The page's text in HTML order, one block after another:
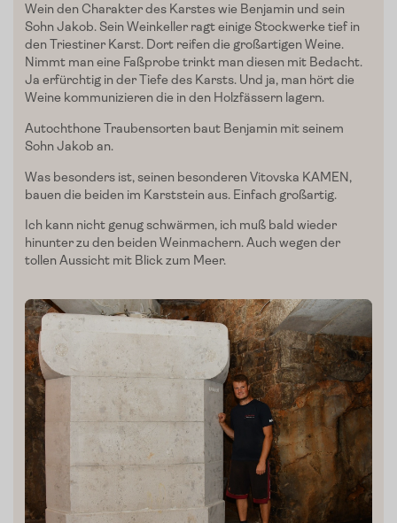
Zum Shop
Edelgreissler
Verkostungen
Slow Food
Blog
Presse
Kontakt
Wein den Charakter des Karstes wie Benjamin und sein
Sohn Jakob. Sein Weinkeller ragt einige Stockwerke tief in
den Triestiner Karst. Dort reifen die großartigen Weine.
Nimmt man eine Faßprobe trinkt man diesen mit Bedacht.
Ja erfürchtig in der Tiefe des Karsts. Und ja, man hört die
Weine kommunizieren die in den Holzfässern lagern.
Autochthone Traubensorten baut Benjamin mit seinem
Sohn Jakob an.
Was besonders ist, seinen besonderen Vitovska KAMEN,
bauen die beiden im Karststein aus. Einfach großartig.
Ich kann nicht genug schwärmen, ich muß bald wieder
hinunter zu den beiden Weinmachern. Auch wegen der
tollen Aussicht mit Blick zum Meer.